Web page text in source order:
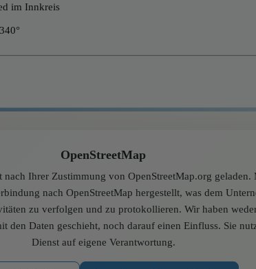
im Innkreis
OpenStreetMap
nach Ihrer Zustimmung von OpenStreetMap.org
nach OpenStreetMap hergestellt, was dem
zu verfolgen und zu protokollieren. Wir haben
den Daten geschieht, noch darauf einen Einfluss. Sie
Dienst auf eigene Verantwortung.